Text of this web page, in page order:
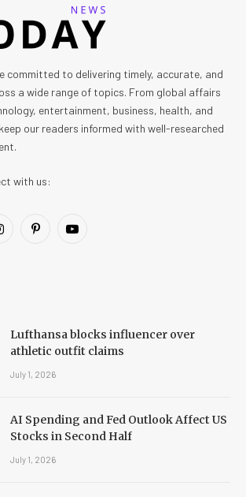
committed to delivering timely, accurate, and
a wide range of topics. From global affairs
entertainment, business, health, and
our readers informed with well-researched
with us:
PinterestYouTube
Lufthansa blocks influencer over
athletic outfit claims
July 1, 2026
AI Spending and Fed Outlook Affect US
Stocks in Second Half
July 1, 2026